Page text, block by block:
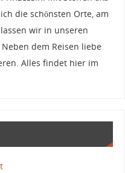
die schönsten Orte, am
wir in unseren
dem Reisen liebe
Alles findet hier im